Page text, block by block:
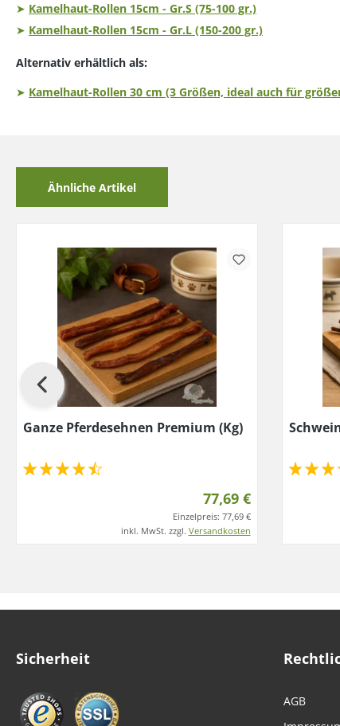
➤ Kamelhaut-Rollen 15cm - Gr.S (75-100 gr.)
➤ Kamelhaut-Rollen 15cm - Gr.L (150-200 gr.)
Alternativ erhältlich als:
➤ Kamelhaut-Rollen 30 cm (3 Größen, ideal auch für
Ähnliche Artikel
Ganze Pferdesehnen Premium (Kg)
77,69 €
Einzelpreis: 77,69 €
inkl. MwSt. zzgl. Versandkosten
Sicherheit
AGB